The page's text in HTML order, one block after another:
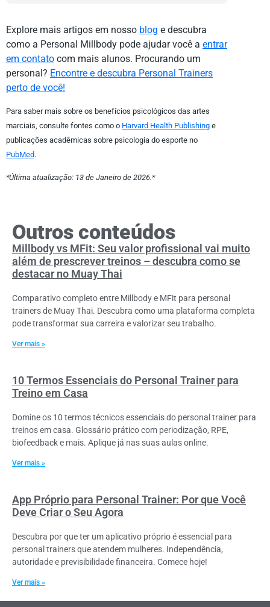
Explore mais artigos em nosso blog e descubra
como a Personal Millbody pode ajudar você a entrar
em contato com mais alunos. Procurando um
personal? Encontre e descubra Personal Trainers
perto de você!
Para saber mais sobre os benefícios psicológicos das artes
marciais, consulte fontes como o Harvard Health Publishing e
publicações acadêmicas sobre psicologia do esporte no
PubMed.
*Última atualização: 13 de Janeiro de 2026.*
Outros conteúdos
Millbody vs MFit: Seu valor profissional vai muito
além de prescrever treinos – descubra como se
destacar no Muay Thai
Comparativo completo entre Millbody e MFit para personal
trainers de Muay Thai. Descubra como uma plataforma completa
pode transformar sua carreira e valorizar seu trabalho.
Ver mais »
10 Termos Essenciais do Personal Trainer para
Treino em Casa
Domine os 10 termos técnicos essenciais do personal trainer para
treinos em casa. Glossário prático com periodização, RPE,
biofeedback e mais. Aplique já nas suas aulas online.
Ver mais »
App Próprio para Personal Trainer: Por que Você
Deve Criar o Seu Agora
Descubra por que ter um aplicativo próprio é essencial para
personal trainers que atendem mulheres. Independência,
autoridade e previsibilidade financeira. Comece hoje!
Ver mais »